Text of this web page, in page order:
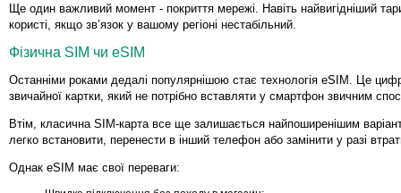
Ще один важливий момент - покриття мережі. Навіть найвигідніший
користі, якщо зв’язок у вашому регіоні нестабільний.
Фізична SIM чи eSIM
Останніми роками дедалі популярнішою стає технологія eSIM. Це
звичайної картки, який не потрібно вставляти у смартфон звичним
Втім, класична SIM-карта все ще залишається найпоширенішим
легко встановити, перенести в інший телефон або замінити у разі
Однак eSIM має свої переваги: